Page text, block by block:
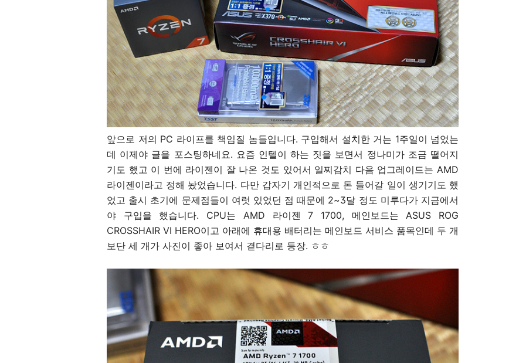
앞으로 저의 PC 라이프를 책임질 놈들입니다. 구입해서 설치한 거는 1주일이 넘었는
데 이제야 글을 포스팅하네요. 요즘 인텔이 하는 짓을 보면서 정나미가 조금 떨어지
기도 했고 이 번에 라이젠이 잘 나온 것도 있어서 일찌감치 다음 업그레이드는 AMD
라이젠이라고 정해 놨었습니다. 다만 갑자기 개인적으로 돈 들어갈 일이 생기기도 했
었고 출시 초기에 문제점들이 여럿 있었던 점 때문에 2~3달 정도 미루다가 지금에서
야 구입을 했습니다. CPU는 AMD 라이젠 7 1700, 메인보드는 ASUS ROG
CROSSHAIR VI HERO이고 아래에 휴대용 배터리는 메인보드 서비스 품목인데 두 개
보단 세 개가 사진이 좋아 보여서 곁다리로 등장. ㅎㅎ